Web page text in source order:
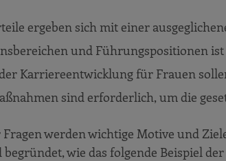
ergeben sich mit einer
und Führungspositionen
Karriereentwicklung für Frauen
sind erforderlich, um die
werden wichtige Motive und
wie das folgende Beispiel der